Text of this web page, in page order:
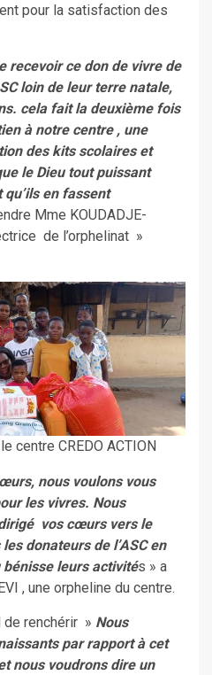
pour la satisfaction des
recevoir ce don de vivre de
loin de leur terre natale,
cela fait la deuxième fois
à notre centre , une
des kits scolaires et
le Dieu tout puissant
en fassent
Mme KOUDADJE-
de l’orphelinat »
centre CREDO ACTION
nous voulons vous
les vivres. Nous
vos cœurs vers le
donateurs de l’ASC en
bénisse leurs activités » a
, une orpheline du centre.
de renchérir » Nous
par rapport à cet
nous voudrons dire un